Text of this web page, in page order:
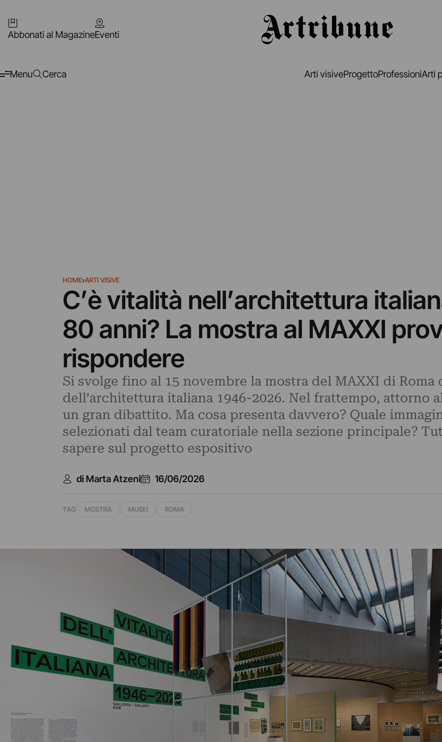
Abbonati al MagazineEventi
Menu Cerca Arti visiveProgettoProfessioniArti
HOME›ARTI VISIVE
C’è vitalità nell’architettura
80 anni? La mostra al MAXXI
rispondere
Si svolge fino al 15 novembre la mostra del MAXXI di
dell’architettura italiana 1946-2026. Nel frattempo, attorno
un gran dibattito. Ma cosa presenta davvero? Quale
selezionati dal team curatoriale nella sezione principale?
sapere sul progetto espositivo
di Marta Atzeni 16/06/2026
TAG MOSTRA MUSEI ROMA